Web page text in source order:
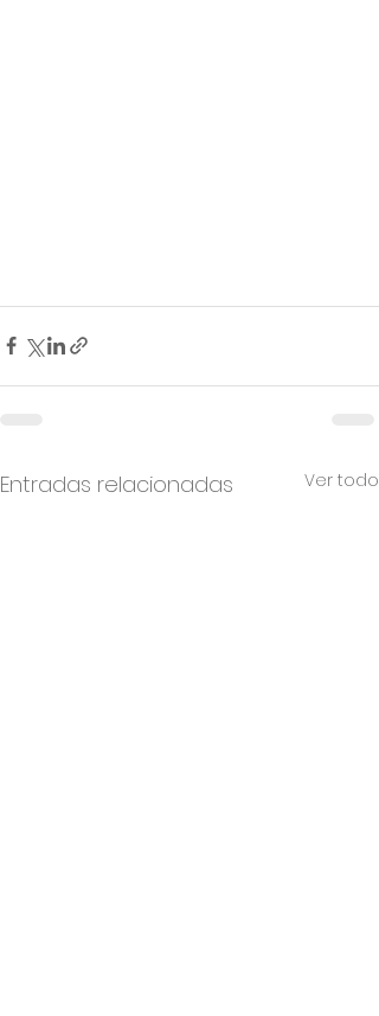
Entradas relacionadas Ver todo